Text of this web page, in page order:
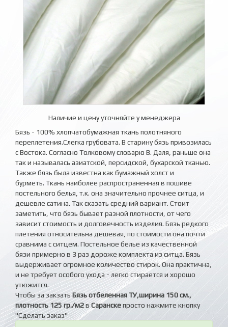
Наличие и цену уточняйте у менеджера
Бязь - 100% хлопчатобумажная ткань полотняного
переплетения.Слегка грубовата. В старину бязь привозилась
с Востока. Согласно Толковому словарю В. Даля, раньше она
так и называлась азиатской, персидской, бухарской тканью.
Также бязь была известна как бумажный холст и
бурметь. Ткань наиболее распространенная в пошиве
постельного белья, т.к. она значительно прочнее ситца, и
дешевле сатина. Так сказать средний вариант. Стоит
заметить, что бязь бывает разной плотности, от чего
зависит стоимость и долговечность изделия. Бязь редкого
плетения относительна дешевая, по стоимости она почти
сравнима с ситцем. Постельное белье из качественной
бязи примерно в 3 раз дороже комплекта из ситца. Бязь
выдерживает огромное количество стирок. Она практична,
и не требует особого ухода - легко стирается и хорошо
утюжится.
Чтобы за закзатьБязь отбеленная ТУ,ширина 150 см.,
плотность 125 гр./м2вСаранскепросто нажмите кнопку
"Сделать заказ"